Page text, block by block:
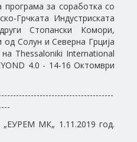
програма за соработка со
Грчката Индустриската
Стопански Комори,
од Солун и Северна Грција
Thessaloniki International
4.0 - 14-16 Октомври
МК„ 1.11.2019 год.